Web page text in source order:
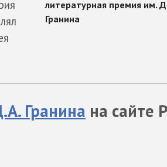
Гранина на сайте